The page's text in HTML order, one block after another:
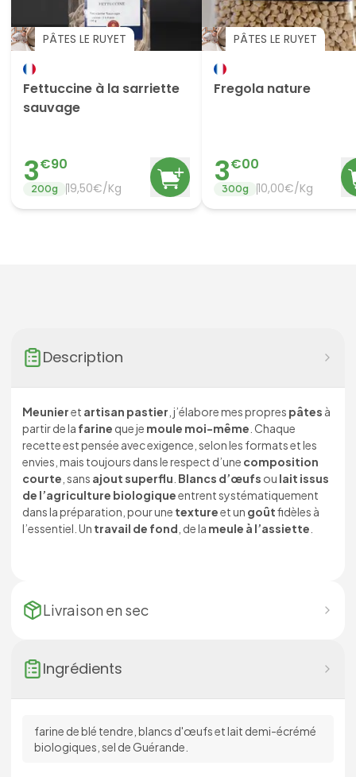
PÂTES LE RUYET
Fettuccine à la sarriette
sauvage
3€90
200g 19,50€/Kg
PÂTES LE RUYET
Fregola nature
3€00
300g 10,00€/Kg
Description
Meunieret artisan pastier , j’élabore mes propres pâtes à
partir de la farine que je moule moi-même . Chaque
recette est pensée avec exigence, selon les formats et les
envies, mais toujours dans le respect d’une composition
courte , sans ajout superflu Blancs d’œufs ou lait issus
de l’agriculture biologiqueentrent systématiquement
dans la préparation, pour une textureet un goûtfidèles à
l’essentiel. Un travail de fond , de la meule à l’assiette
Livraison en sec
Ingrédients
farine de blé tendre, blancs d'œufs et lait demi-écrémé
biologiques, sel de Guérande.